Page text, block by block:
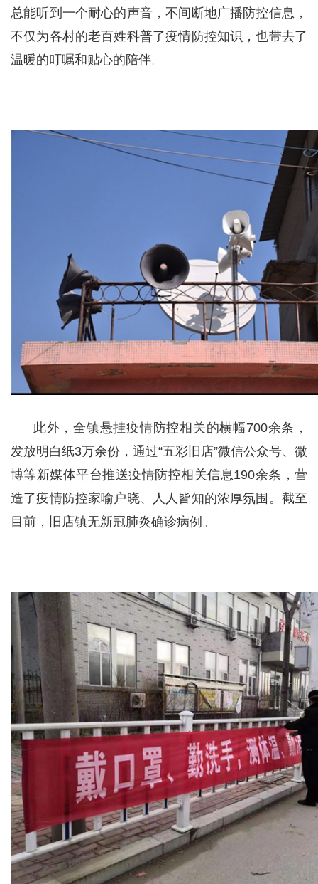
总能听到一个耐心的声音，不间断地广播防控信息，
不仅为各村的老百姓科普了疫情防控知识，也带去了
温暖的叮嘱和贴心的陪伴。
此外，全镇悬挂疫情防控相关的横幅700余条，
发放明白纸3万余份，通过“五彩旧店”微信公众号、微
博等新媒体平台推送疫情防控相关信息190余条，营
造了疫情防控家喻户晓、人人皆知的浓厚氛围。截至
目前，旧店镇无新冠肺炎确诊病例。